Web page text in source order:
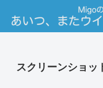
スクリーンショッ